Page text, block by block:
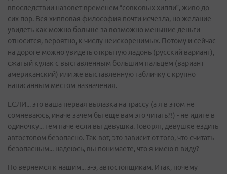
впоследствии назовет временем “совковых хиппи”, живо до
сих пор. Вся хипповая философия почти исчезла, но желание
увидеть как можно больше за возможно меньшие деньги
относится, вероятно, к числу неискоренимых. Потому и сейчас
на дороге можно увидеть открытую ладонь (русский вариант),
сжатый кулак с выставленным большим пальцем (вариант
американский) или же выставленную табличку с крупно
написанным местом назначения.
ЕСЛИ... это ваша первая вылазка на трассу (а я в этом не
сомневаюсь, иначе зачем бы еще вам это читать?!) - не идите в
одиночку... тем паче если вы девушка. Говорят, девушке ездить
автостопом безопасно. Так вот, это зависит от того, что считать
безопасным... надеюсь, вы понимаете, что я имею в виду?
Но вернемся к нашим... э-э, автостопщикам. Итак, почему